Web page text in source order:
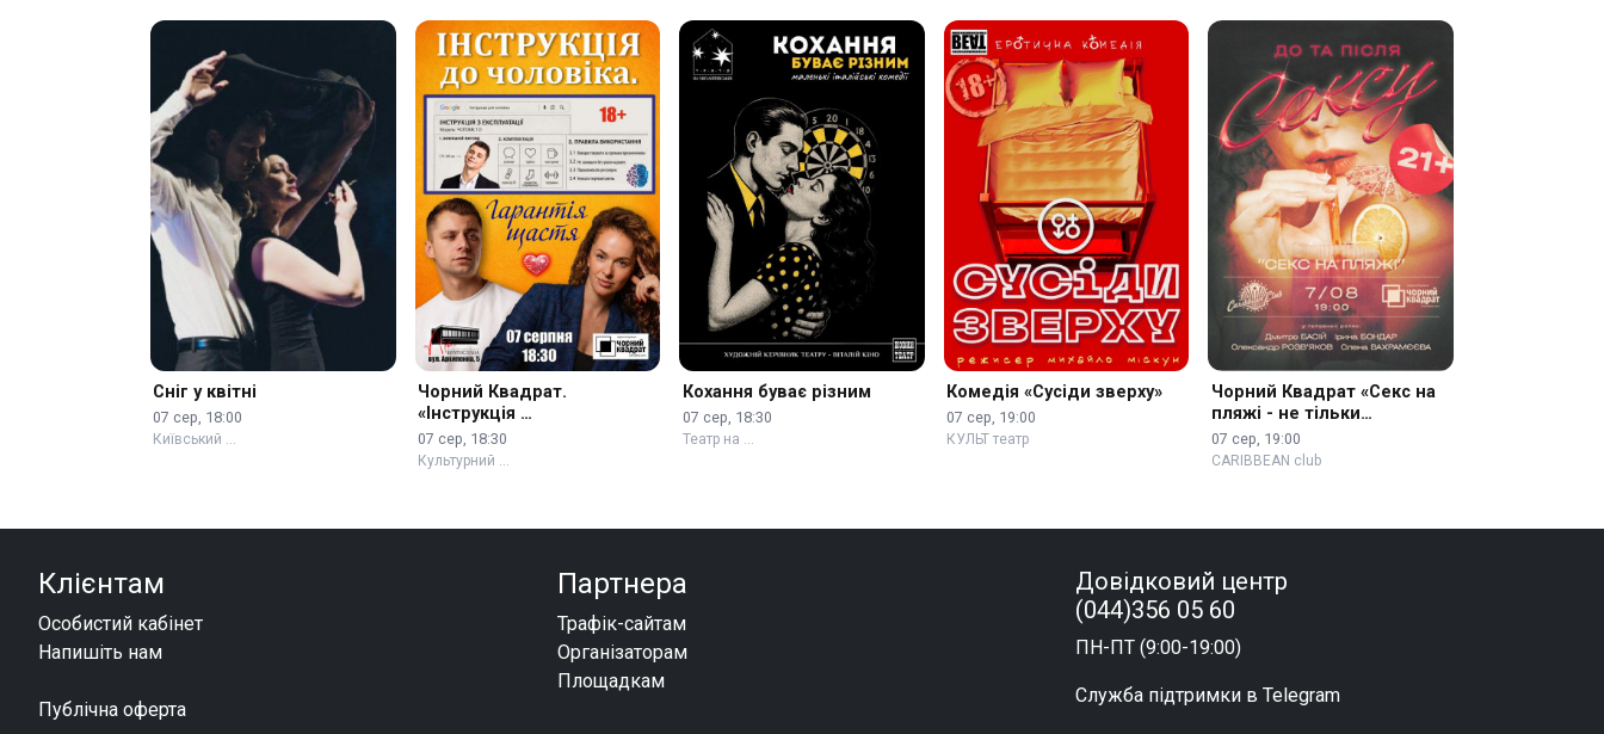
Сніг у квітні
07 сер, 18:00
Київський …
Чорний Квадрат.
«Інструкція …
07 сер, 18:30
Культурний …
Кохання буває різним
07 сер, 18:30
Театр на …
Комедія «Сусіди зверху»
07 сер, 19:00
КУЛЬТ театр
Чорний Квадрат «Секс на
пляжі - не тільки
коктейль»
07 сер, 19:00
CARIBBEAN club
Клієнтам
Особистий кабінет
Напишіть нам
Публічна оферта
Партнера
Трафік-сайтам
Організаторам
Площадкам
Довідковий центр
(044)356 05 60
ПН-ПТ (9:00-19:00)
Служба підтримки в Telegram